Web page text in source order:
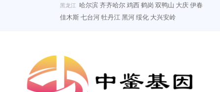
黑龙江 哈尔滨齐齐哈尔鸡西鹤岗 双鸭山 大庆伊春
佳木斯七台河牡丹江黑河绥化 大兴安岭